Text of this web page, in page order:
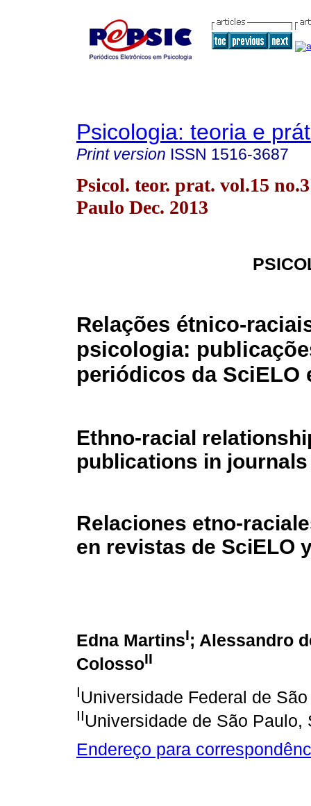
Psicologia: teoria e
Print version ISSN 1516-3687
Psicol. teor. prat. vol.15
Paulo Dec. 2013
Relações étnico-
psicologia:
periódicos da SciELO
Ethno-racial
publications in
Relaciones etno-
en revistas de SciELO
Edna MartinsI; Alessandro
ColossoII
IUniversidade Federal de
IIUniversidade de São Paulo,
Endereço para